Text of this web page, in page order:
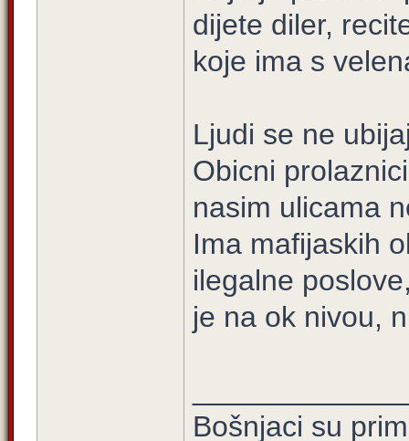
dijete diler,
koje ima s
Ljudi se ne
Obicni
nasim ulicama
Ima mafijaskih
ilegalne
je na ok nivou,
Bošnjaci su